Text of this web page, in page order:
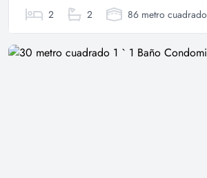
2 2 86 metro cuadrado